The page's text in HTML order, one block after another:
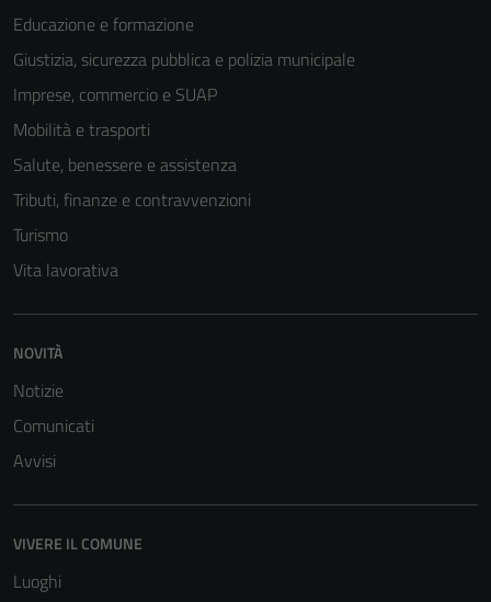
Educazione e formazione
Giustizia, sicurezza pubblica e polizia municipale
Imprese, commercio e SUAP
Mobilità e trasporti
Salute, benessere e assistenza
Tributi, finanze e contravvenzioni
Turismo
Vita lavorativa
NOVITÀ
Notizie
Comunicati
Avvisi
VIVERE IL COMUNE
Luoghi